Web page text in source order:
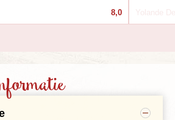
rock-‘n-roll nog in onze oren
Misschien is er ook tijd
te maken bij RCA Studio B,
50 en geboorteplaats van 'the
de Country Music Hall of Fame of
8,0